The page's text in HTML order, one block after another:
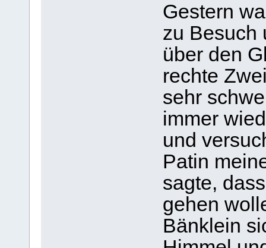
Gestern
zu Besuch
über den
rechte
sehr
immer
und
Patin
sagte,
gehen
Bänklein